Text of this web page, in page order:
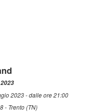
2023 - dalle ore 21:00
- Trento (TN)